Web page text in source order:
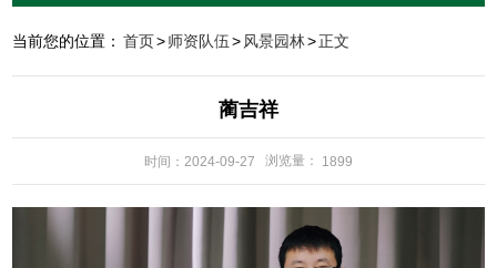
当前您的位置： 首页>师资队伍 >风景园林>正文
蔺吉祥
时间：2024-09-27 浏览量： 1899